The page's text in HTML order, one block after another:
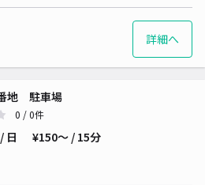
詳細へ
地 駐車場
0 / 0件
/ 日 ¥150〜 / 15分